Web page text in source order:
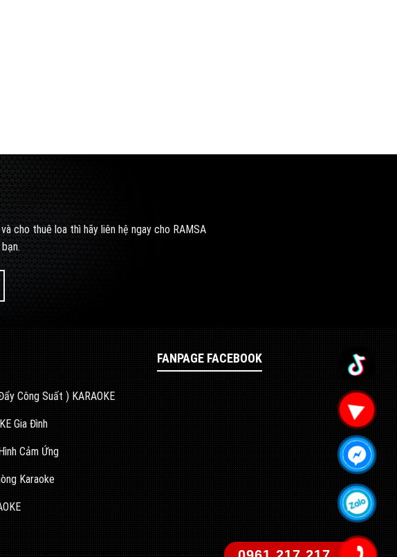
cho thuê loa thì hãy liên hệ ngay cho RAMSA
Công Suất ) KARAOKE
Gia Đình
Cảm Ứng
Karaoke
FANPAGE FACEBOOK